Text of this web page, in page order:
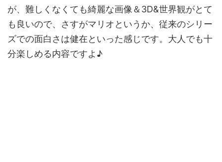
が、難しくなくても綺麗な画像＆3D&世界観がとて
も良いので、さすがマリオというか、従来のシリー
ズでの面白さは健在といった感じです。大人でも十
分楽しめる内容ですよ♪